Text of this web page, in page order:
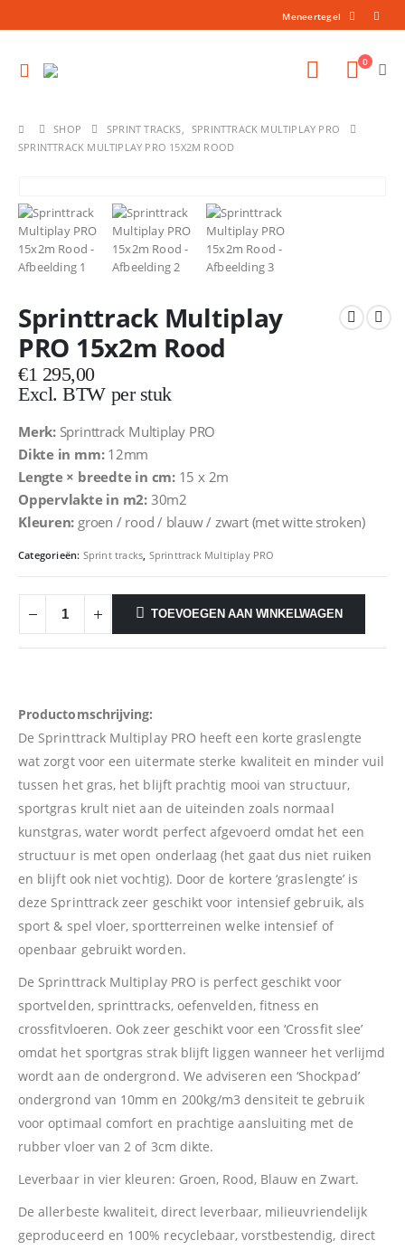
Meneertegel
0
SHOP SPRINT TRACKS, SPRINTTRACK MULTIPLAY PRO
SPRINTTRACK MULTIPLAY PRO 15X2M ROOD
Sprinttrack Multiplay
PRO 15x2m Rood
€1 295,00
Excl. BTW per stuk
Merk:Sprinttrack Multiplay PRO
Dikte in mm:12mm
Lengte × breedte in cm:15 x 2m
Oppervlakte in m2: 30m2
Kleuren: groen / rood / blauw / zwart (met witte stroken)
Categorieën: Sprint tracks Sprinttrack Multiplay PRO
TOEVOEGEN AAN WINKELWAGEN
Productomschrijving:
De Sprinttrack Multiplay PRO heeft een korte graslengte
wat zorgt voor een uitermate sterke kwaliteit en minder vuil
tussen het gras, het blijft prachtig mooi van structuur,
sportgras krult niet aan de uiteinden zoals normaal
kunstgras, water wordt perfect afgevoerd omdat het een
structuur is met open onderlaag (het gaat dus niet ruiken
en blijft ook niet vochtig). Door de kortere ‘graslengte’ is
deze Sprinttrack zeer geschikt voor intensief gebruik, als
sport & spel vloer, sportterreinen welke intensief of
openbaar gebruikt worden.
De Sprinttrack Multiplay PRO is perfect geschikt voor
sportvelden, sprinttracks, oefenvelden, fitness en
crossfitvloeren. Ook zeer geschikt voor een ‘Crossfit slee’
omdat het sportgras strak blijft liggen wanneer het verlijmd
wordt aan de ondergrond. We adviseren een ‘Shockpad’
ondergrond van 10mm en 200kg/m3 densiteit te gebruik
voor optimaal comfort en prachtige aansluiting met de
rubber vloer van 2 of 3cm dikte.
Leverbaar in vier kleuren: Groen, Rood, Blauw en Zwart.
De allerbeste kwaliteit, direct leverbaar, milieuvriendelijk
geproduceerd en 100% recyclebaar, vorstbestendig, direct